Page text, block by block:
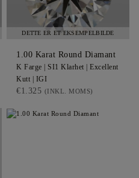
DETTE ER ET EKSEMPELBILDE
1.00 Karat Round Diamant
K Farge | SI1 Klarhet | Excellent
Kutt | IGI
€1.325 (INKL. MOMS)